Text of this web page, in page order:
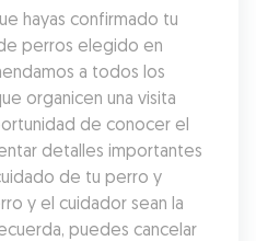
hayas confirmado tu
perros elegido en
a todos los
organicen una visita
de conocer el
detalles importantes
de tu perro y
y el cuidador sean la
puedes cancelar